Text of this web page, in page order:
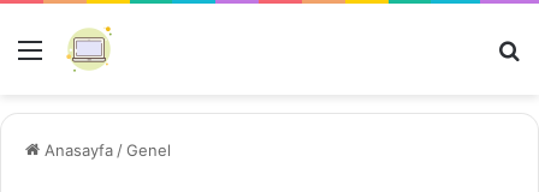
Menü
Anasayfa /Genel